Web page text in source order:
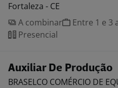
Fortaleza - CE
A combinar
Entre 1 e 3
Presencial
Auxiliar De Produção
BRASELCO COMÉRCIO DE